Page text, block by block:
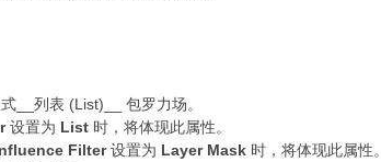
__列表 (List)__ 包罗力场。
设置为 List 时，将体现此属性。
Filter设置为 Layer Mask 时，将体现此属性。